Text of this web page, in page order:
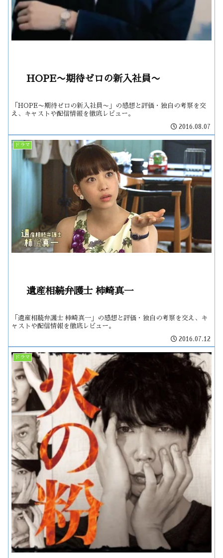
HOPE〜期待ゼロの新入社員〜
「HOPE〜期待ゼロの新入社員〜」の感想と評価・独自の考察を交
え、キャストや配信情報を徹底レビュー。
2016.08.07
ドラマ
遺産相続弁護士 柿崎真一
「遺産相続弁護士 柿崎真一」の感想と評価・独自の考察を交え、キ
ャストや配信情報を徹底レビュー。
2016.07.12
ドラマ